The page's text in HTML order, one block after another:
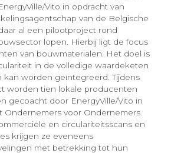
Vito in opdracht van
van de Belgische
al een pilootproject rond
lopen. Hierbij ligt de focus
van bouwmaterialen. Het doel is
in de volledige waardeketen
worden geïntegreerd. Tijdens
worden tien lokale producenten
gecoacht door EnergyVille/Vito in
Ondernemers voor Ondernemers.
en circulariteitsscans en
krijgen ze eveneens
met betrekking tot hun